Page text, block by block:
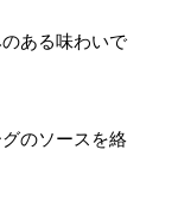
ある味わいで
のソースを絡